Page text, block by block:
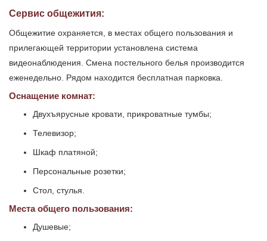
Сервис общежития:
Общежитие охраняется, в местах общего пользования и
прилегающей территории установлена система
видеонаблюдения. Смена постельного белья производится
еженедельно. Рядом находится бесплатная парковка.
Оснащение комнат:
Двухъярусные кровати, прикроватные тумбы;
Телевизор;
Шкаф платяной;
Персональные розетки;
Стол, стулья.
Места общего пользования:
Душевые;